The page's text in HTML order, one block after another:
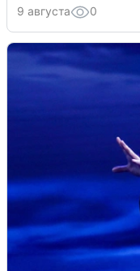
9 августа 0